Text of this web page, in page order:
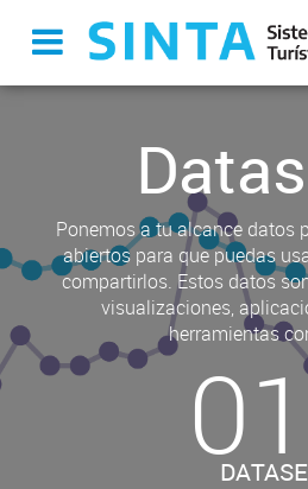
Ponemos a tu alcance datos
abiertos para que puedas
compartirlos. Estos datos
visualizaciones,
herramientas